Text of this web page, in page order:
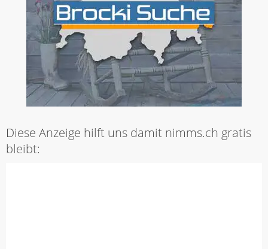
Diese Anzeige hilft uns damit nimms.ch gratis
bleibt: